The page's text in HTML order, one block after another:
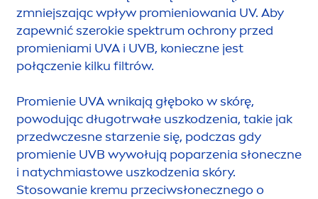
zmniejszając wpływ promieniowania UV. Aby
zapewnić szerokie spektrum ochrony przed
promieniami UVA i UVB, konieczne jest
połączenie kilku filtrów.
Promienie UVA wnikają głęboko w skórę,
powodując długotrwałe uszkodzenia, takie jak
przedwczesne starzenie się, podczas gdy
promienie UVB wywołują poparzenia słoneczne
i natychmiastowe uszkodzenia skóry.
Stosowanie kremu przeciwsłonecznego o